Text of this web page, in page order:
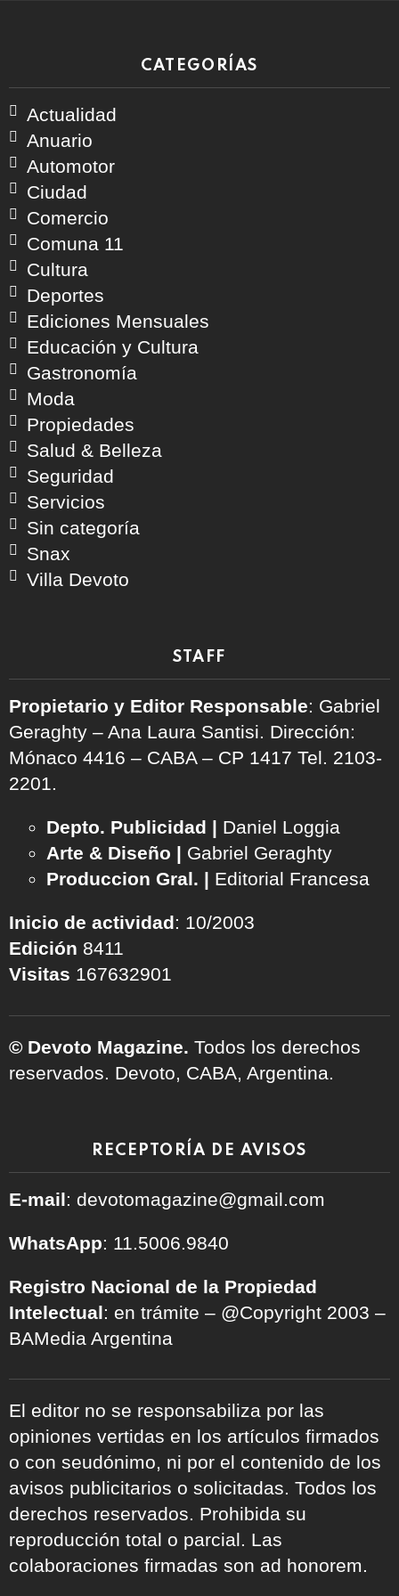
CATEGORÍAS
Actualidad
Anuario
Automotor
Ciudad
Comercio
Comuna 11
Cultura
Deportes
Ediciones Mensuales
Educación y Cultura
Gastronomía
Moda
Propiedades
Salud & Belleza
Seguridad
Servicios
Sin categoría
Snax
Villa Devoto
STAFF
Propietario y Editor Responsable: Gabriel
Geraghty – Ana Laura Santisi. Dirección:
Mónaco 4416 – CABA – CP 1417 Tel. 2103-
2201.
Depto. Publicidad | Daniel Loggia
Arte & Diseño | Gabriel Geraghty
Produccion Gral. | Editorial Francesa
Inicio de actividad: 10/2003
Edición 8411
Visitas 167632901
© Devoto Magazine. Todos los derechos
reservados. Devoto, CABA, Argentina.
RECEPTORÍA DE AVISOS
E-mail: devotomagazine@gmail.com
WhatsApp: 11.5006.9840
Registro Nacional de la Propiedad
Intelectual: en trámite – @Copyright 2003 –
BAMedia Argentina
El editor no se responsabiliza por las
opiniones vertidas en los artículos firmados
o con seudónimo, ni por el contenido de los
avisos publicitarios o solicitadas. Todos los
derechos reservados. Prohibida su
reproducción total o parcial. Las
colaboraciones firmadas son ad honorem.